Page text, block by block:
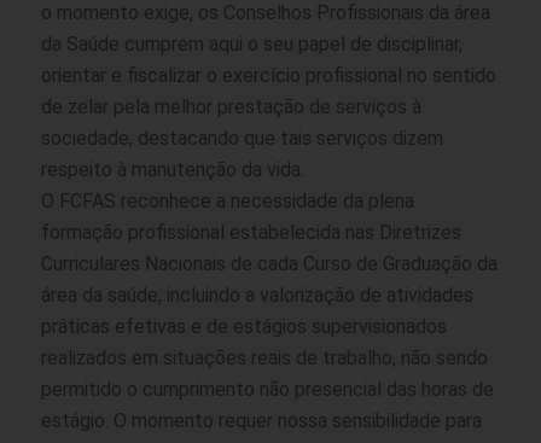
o momento exige, os Conselhos Profissionais da área
da Saúde cumprem aqui o seu papel de disciplinar,
orientar e fiscalizar o exercício profissional no sentido
de zelar pela melhor prestação de serviços à
sociedade, destacando que tais serviços dizem
respeito à manutenção da vida.
O FCFAS reconhece a necessidade da plena
formação profissional estabelecida nas Diretrizes
Curriculares Nacionais de cada Curso de Graduação da
área da saúde, incluindo a valorização de atividades
práticas efetivas e de estágios supervisionados
realizados em situações reais de trabalho, não sendo
permitido o cumprimento não presencial das horas de
estágio. O momento requer nossa sensibilidade para